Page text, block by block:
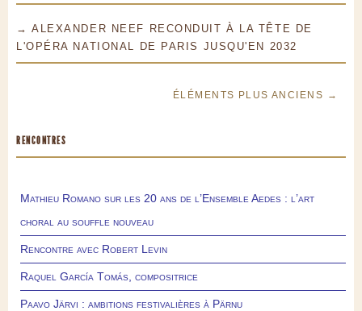
→ ALEXANDER NEEF RECONDUIT À LA TÊTE DE
L'OPÉRA NATIONAL DE PARIS JUSQU'EN 2032
ÉLÉMENTS PLUS ANCIENS →
RENCONTRES
Mathieu Romano sur les 20 ans de l’Ensemble Aedes : l’art
choral au souffle nouveau
Rencontre avec Robert Levin
Raquel García Tomás, compositrice
Paavo Järvi : ambitions festivalières à Pärnu